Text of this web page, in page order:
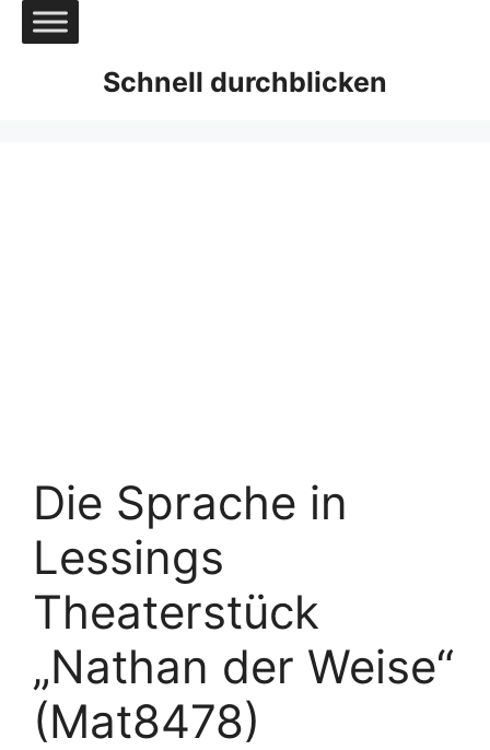
Zum
Inhalt
Schnell durchblicken
Die Sprache in
Lessings
Theaterstück
„Nathan der Weise“
(Mat8478)